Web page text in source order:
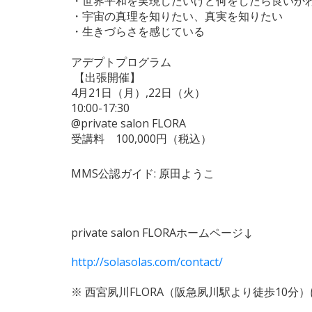
・宇宙の真理を知りたい、真実を知りたい
・生きづらさを感じている
アデプトプログラム
【出張開催】
4月21日（月）,22日（火）
10:00-17:30
@private salon FLORA
受講料 100,000円（税込）
MMS公認ガイド: 原田ようこ
private salon FLORAホームページ↓
http://solasolas.com/contact/
※ 西宮夙川FLORA（阪急夙川駅より徒歩10分）